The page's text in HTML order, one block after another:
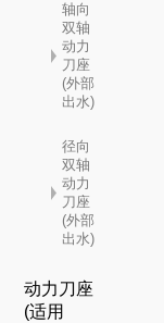
轴向
双轴
动力
刀座
(外部
出水)
径向
双轴
动力
刀座
(外部
出水)
动力刀座
(适用